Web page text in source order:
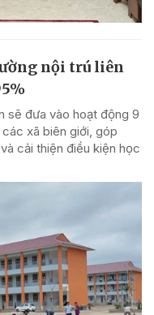
nội trú liên
sẽ đưa vào hoạt động 9
xã biên giới, góp
cải thiện điều kiện học